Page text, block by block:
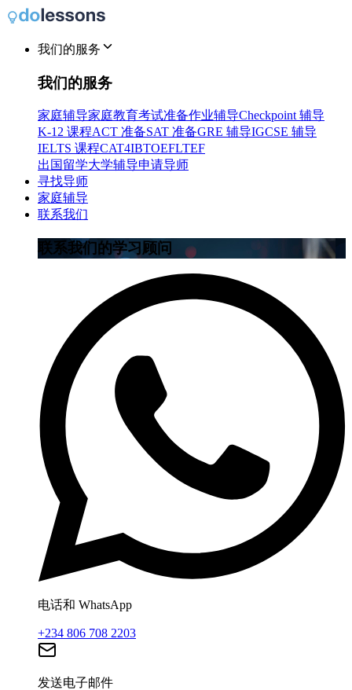
我们的服务
我们的服务
家庭辅导家庭教育考试准备作业辅导Checkpoint 辅导
K-12 课程ACT 准备SAT 准备GRE 辅导IGCSE 辅导
IELTS 课程CAT4IBTOEFLTEF
出国留学大学辅导申请导师
寻找导师
家庭辅导
联系我们
联系我们的学习顾问
电话和 WhatsApp
+234 806 708 2203
发送电子邮件